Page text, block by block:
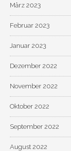
März 2023
Februar 2023
Januar 2023
Dezember 2022
November 2022
Oktober 2022
September 2022
August 2022